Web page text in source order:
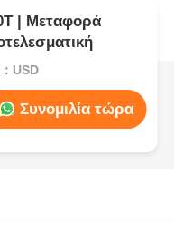
| Μεταφορά
USD
Συνομιλία τώρα